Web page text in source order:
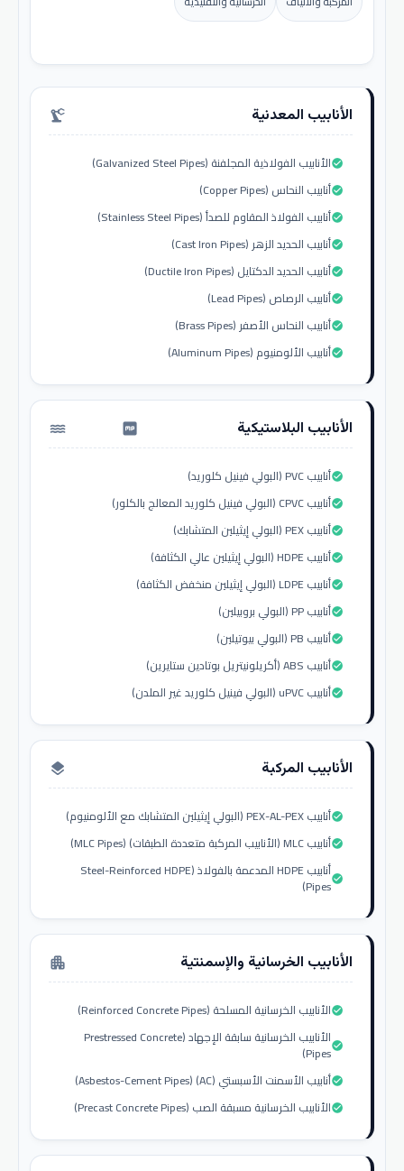
الأنابيب المعدنية precision_manufacturing
الأنابيب الفولاذية المجلفنة (Galvanized Steel Pipes)check_circle
أنابيب النحاس (Copper Pipes)check_circle
أنابيب الفولاذ المقاوم للصدأ (Stainless Steel Pipes)check_circle
أنابيب الحديد الزهر (Cast Iron Pipes)check_circle
أنابيب الحديد الدكتايل (Ductile Iron Pipes)check_circle
أنابيب الرصاص (Lead Pipes)check_circle
أنابيب النحاس الأصفر (Brass Pipes)check_circle
أنابيب الألومنيوم (Aluminum Pipes)check_circle
الأنابيب البلاستيكية water_pump
أنابيب PVC (البولي فينيل كلوريد)check_circle
أنابيب CPVC (البولي فينيل كلوريد المعالج بالكلور)check_circle
أنابيب PEX (البولي إيثيلين المتشابك)check_circle
أنابيب HDPE (البولي إيثيلين عالي الكثافة)check_circle
أنابيب LDPE (البولي إيثيلين منخفض الكثافة)check_circle
أنابيب PP (البولي بروبيلين)check_circle
أنابيب PB (البولي بيوتيلين)check_circle
أنابيب ABS (أكريلونيتريل بوتادين ستايرين)check_circle
أنابيب uPVC (البولي فينيل كلوريد غير الملدن)check_circle
الأنابيب المركبة layers
أنابيب PEX-AL-PEX (البولي إيثيلين المتشابك مع الألومنيوم)check_circle
أنابيب MLC (الأنابيب المركبة متعددة الطبقات) (MLC Pipes)check_circle
أنابيب HDPE المدعمة بالفولاذ (Steel-Reinforced HDPE
Pipes)check_circle
الأنابيب الخرسانية والإسمنتية apartment
الأنابيب الخرسانية المسلحة (Reinforced Concrete Pipes)check_circle
الأنابيب الخرسانية سابقة الإجهاد (Prestressed Concrete
Pipes)check_circle
أنابيب الأسمنت الأسبستي (AC) (Asbestos-Cement Pipes)check_circle
الأنابيب الخرسانية مسبقة الصب (Precast Concrete Pipes)check_circle